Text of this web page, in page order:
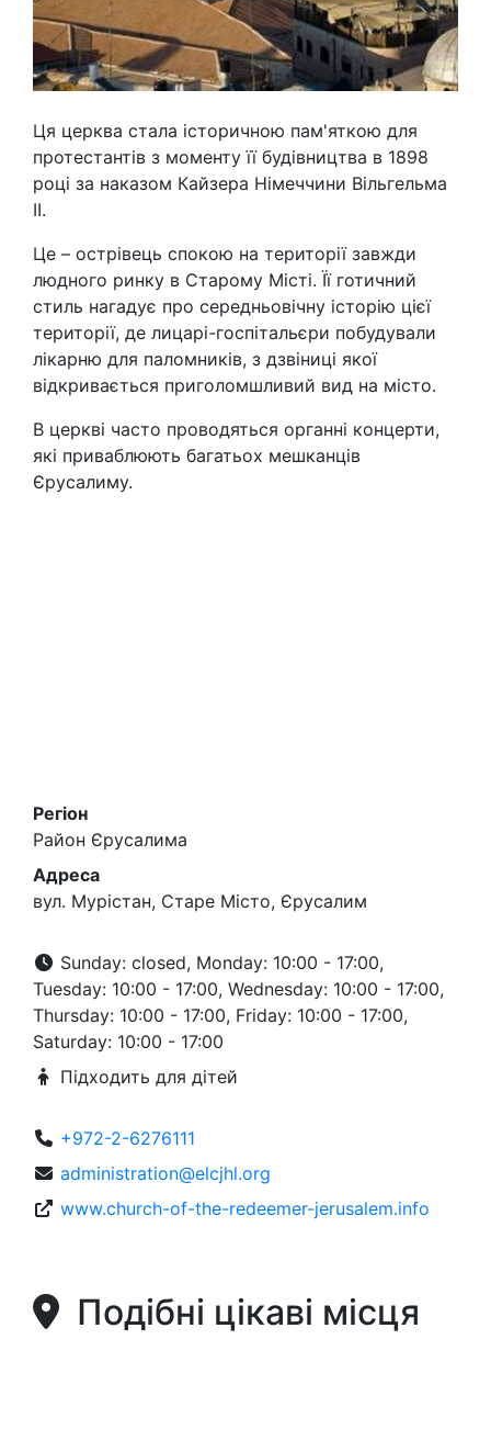
Ця церква стала історичною пам'яткою для
протестантів з моменту її будівництва в 1898
році за наказом Кайзера Німеччини Вільгельма
II.
Це – острівець спокою на території завжди
людного ринку в Старому Місті. Її готичний
стиль нагадує про середньовічну історію цієї
території, де лицарі-госпітальєри побудували
лікарню для паломників, з дзвіниці якої
відкривається приголомшливий вид на місто.
В церкві часто проводяться органні концерти,
які приваблюють багатьох мешканців
Єрусалиму.
Регіон
Район Єрусалима
Адреса
вул. Мурістан, Старе Місто, Єрусалим
Sunday: closed, Monday: 10:00 - 17:00,
Tuesday: 10:00 - 17:00, Wednesday: 10:00 - 17:00,
Thursday: 10:00 - 17:00, Friday: 10:00 - 17:00,
Saturday: 10:00 - 17:00
Підходить для дітей
+972-2-6276111
administration@elcjhl.org
www.church-of-the-redeemer-jerusalem.info
Подібні цікаві місця